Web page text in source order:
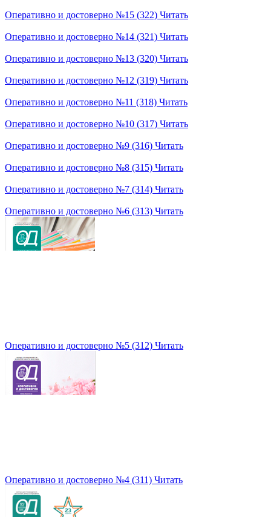
Оперативно и достоверно №15 (322) Читать
Оперативно и достоверно №14 (321) Читать
Оперативно и достоверно №13 (320) Читать
Оперативно и достоверно №12 (319) Читать
Оперативно и достоверно №11 (318) Читать
Оперативно и достоверно №10 (317) Читать
Оперативно и достоверно №9 (316) Читать
Оперативно и достоверно №8 (315) Читать
Оперативно и достоверно №7 (314) Читать
Оперативно и достоверно №6 (313) Читать
Оперативно и достоверно №5 (312) Читать
Оперативно и достоверно №4 (311) Читать